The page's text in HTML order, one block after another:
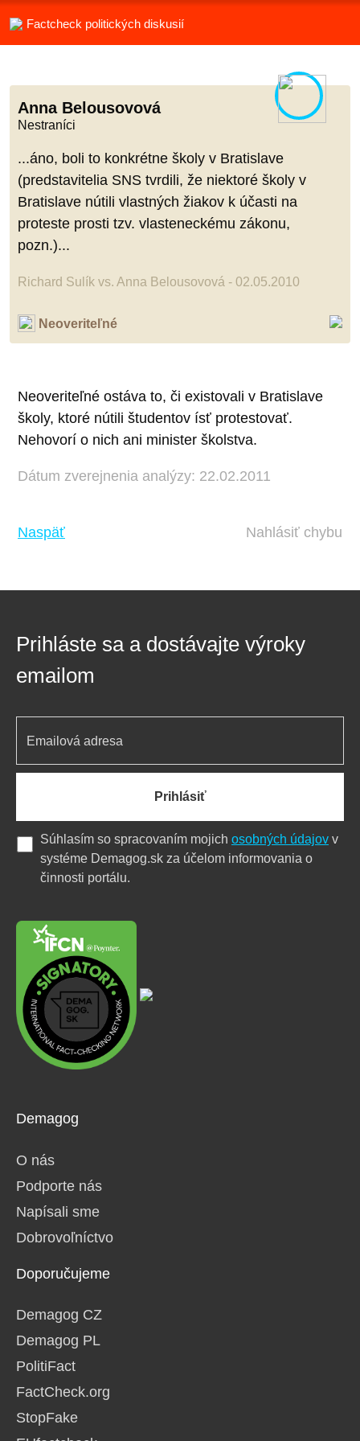
Factcheck politických diskusií
Anna Belousovová
Nestraníci
...áno, boli to konkrétne školy v Bratislave
(predstavitelia SNS tvrdili, že niektoré školy v
Bratislave nútili vlastných žiakov k účasti na
proteste prosti tzv. vlasteneckému zákonu,
pozn.)...
Richard Sulík vs. Anna Belousovová - 02.05.2010
Neoveriteľné
Neoveriteľné ostáva to, či existovali v Bratislave
školy, ktoré nútili študentov ísť protestovať.
Nehovorí o nich ani minister školstva.
Dátum zverejnenia analýzy: 22.02.2011
Naspäť Nahlásiť chybu
Demagog
O nás
Podporte nás
Napísali sme
Dobrovoľníctvo
Doporučujeme
Demagog CZ
Demagog PL
PolitiFact
FactCheck.org
StopFake
Prihláste sa a dostávajte výroky
emailom
Prihlásiť
Súhlasím so spracovaním mojich osobných údajov v
systéme Demagog.sk za účelom informovania o
činnosti portálu.